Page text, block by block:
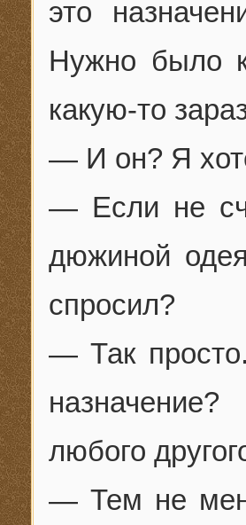
это
Нужно было
какую-то
— И он? Я
— Если не
дюжиной
спросил?
— Так
любого
— Тем не